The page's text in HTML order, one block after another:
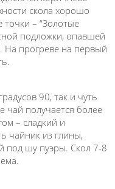
скола хорошо
– “Золотые
подложки, опавшей
На прогреве на первый
90, так и чуть
чай получается более
– сладкий и
чайник из глины,
под шу пуэры. Скол 7-8